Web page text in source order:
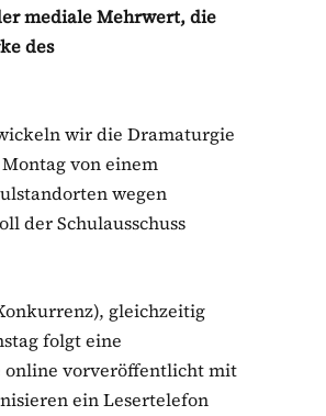
mediale Mehrwert, die
des
wir die Dramaturgie
von einem
wegen
der Schulausschuss
gleichzeitig
folgt eine
online vorveröffentlicht mit
ein Lesertelefon